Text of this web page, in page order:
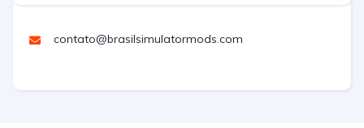
contato@brasilsimulatormods.com